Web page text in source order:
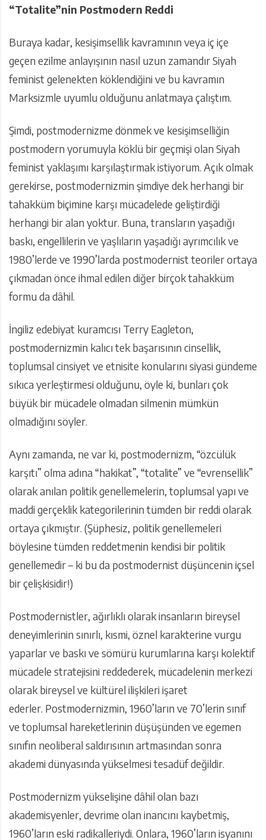
“Totalite”nin Postmodern Reddi
Buraya kadar, kesişimsellik kavramının veya iç içe
geçen ezilme anlayışının nasıl uzun zamandır Siyah
feminist gelenekten köklendiğini ve bu kavramın
Marksizmle uyumlu olduğunu anlatmaya çalıştım.
Şimdi, postmodernizme dönmek ve kesişimselliğin
postmodern yorumuyla köklü bir geçmişi olan Siyah
feminist yaklaşımı karşılaştırmak istiyorum. Açık olmak
gerekirse, postmodernizmin şimdiye dek herhangi bir
tahakküm biçimine karşı mücadelede geliştirdiği
herhangi bir alan yoktur. Buna, transların yaşadığı
baskı, engellilerin ve yaşlıların yaşadığı ayrımcılık ve
1980’lerde ve 1990’larda postmodernist teoriler ortaya
çıkmadan önce ihmal edilen diğer birçok tahakküm
formu da dâhil.
İngiliz edebiyat kuramcısı Terry Eagleton,
postmodernizmin kalıcı tek başarısının cinsellik,
toplumsal cinsiyet ve etnisite konularını siyasi gündeme
sıkıca yerleştirmesi olduğunu, öyle ki, bunları çok
büyük bir mücadele olmadan silmenin mümkün
olmadığını söyler.
Aynı zamanda, ne var ki, postmodernizm, “özcülük
karşıtı” olma adına “hakikat”, “totalite” ve “evrensellik”
olarak anılan politik genellemelerin, toplumsal yapı ve
maddi gerçeklik kategorilerinin tümden bir reddi olarak
ortaya çıkmıştır. (Şüphesiz, politik genellemeleri
böylesine tümden reddetmenin kendisi bir politik
genellemedir – ki bu da postmodernist düşüncenin içsel
bir çelişkisidir!)
Postmodernistler, ağırlıklı olarak insanların bireysel
deneyimlerinin sınırlı, kısmi, öznel karakterine vurgu
yaparlar ve baskı ve sömürü kurumlarına karşı kolektif
mücadele stratejisini reddederek, mücadelenin merkezi
olarak bireysel ve kültürel ilişkileri işaret
ederler. Postmodernizmin, 1960’ların ve 70’lerin sınıf
ve toplumsal hareketlerinin düşüşünden ve egemen
sınıfın neoliberal saldırısının artmasından sonra
akademi dünyasında yükselmesi tesadüf değildir.
Postmodernizm yükselişine dâhil olan bazı
akademisyenler, devrime olan inancını kaybetmiş,
1960’ların eski radikalleriydi. Onlara, 1960’ların isyanını